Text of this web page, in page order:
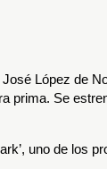
López de
prima. Se
uno de los